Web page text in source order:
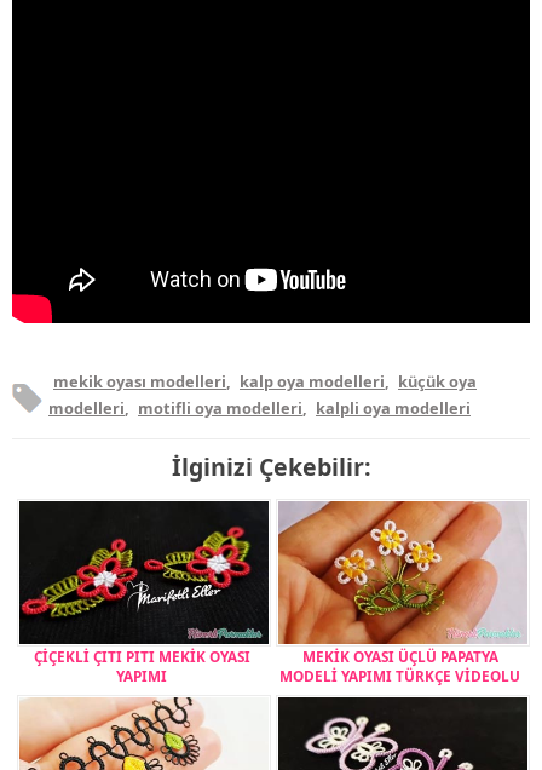
mekik oyası modelleri kalp oya modelleri
küçük oya
modelleri
motifli oya modelleri kalpli oya modelleri
İlginizi Çekebilir:
ÇİÇEKLİ ÇITI PITI MEKİK OYASI
YAPIMI
MEKİK OYASI ÜÇLÜ PAPATYA
MODELİ YAPIMI TÜRKÇE VİDEOLU